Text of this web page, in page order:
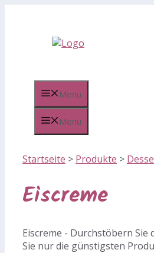
Menü
Menü
Startseite > Produkte >
Eiscreme
Eiscreme - Durchstöbern
Sie nur die günstigsten